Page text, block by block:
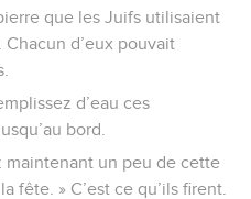
que les Juifs utilisaient
d’eux pouvait
d’eau ces
bord.
maintenant un peu de cette
fête. » C’est ce qu’ils firent.